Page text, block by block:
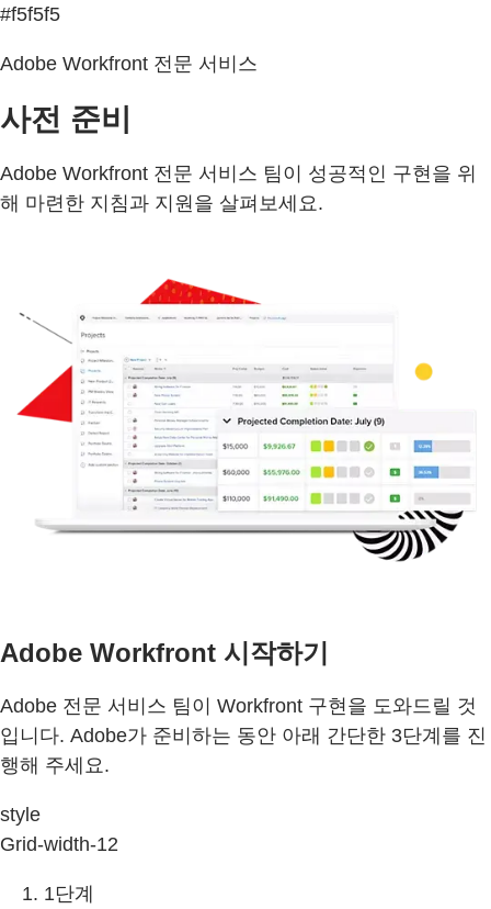
#f5f5f5
Adobe Workfront 전문 서비스
사전 준비
Adobe Workfront 전문 서비스 팀이 성공적인 구현을 위
해 마련한 지침과 지원을 살펴보세요.
Adobe Workfront 시작하기
Adobe 전문 서비스 팀이 Workfront 구현을 도와드릴 것
입니다. Adobe가 준비하는 동안 아래 간단한 3단계를 진
행해 주세요.
style
Grid-width-12
1단계